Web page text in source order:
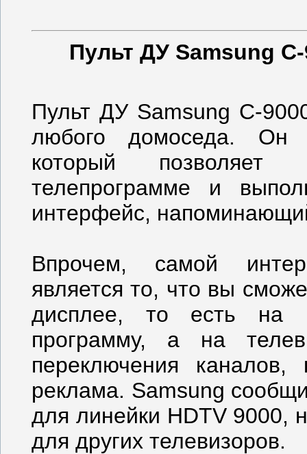
Пульт ДУ Samsung
Пульт ДУ Samsung C-
любого домоседа. Он
который позволяет
телепрограмме и
интерфейс,
Впрочем, самой
является то, что вы
дисплее, то есть на
программу, а на
переключения
реклама. Samsung
для линейки HDTV 9000,
для других телевизоров.